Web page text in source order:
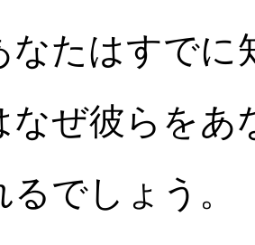
なたはすで
なぜ彼らをあ
でしょう。